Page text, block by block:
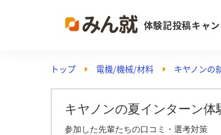
体験記投稿キャ
投
ラ
注
トップ 電機/機械/材料 キヤノンの
キヤノンの夏インターン体
参加した先輩たちの口コミ・選考対策